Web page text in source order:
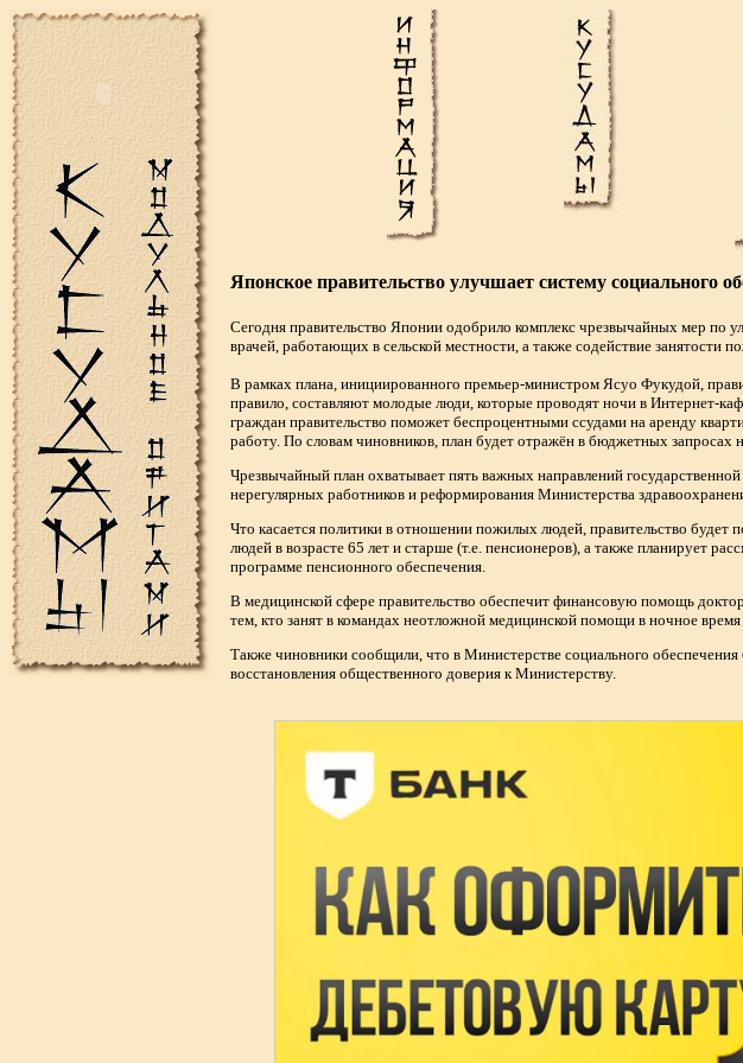
Японское правительство улучшает систему социального
Сегодня правительство Японии одобрило комплекс чрезвычайных мер
врачей, работающих в сельской местности, а также содействие занятости
В рамках плана, инициированного премьер-министром Ясуо Фукудой,
правило, составляют молодые люди, которые проводят ночи в Интернет-
граждан правительство поможет беспроцентными ссудами на аренду
работу. По словам чиновников, план будет отражён в бюджетных запросах
Чрезвычайный план охватывает пять важных направлений
нерегулярных работников и реформирования Министерства
Что касается политики в отношении пожилых людей, правительство
людей в возрасте 65 лет и старше (т.е. пенсионеров), а также планирует
программе пенсионного обеспечения.
В медицинской сфере правительство обеспечит финансовую помощь
тем, кто занят в командах неотложной медицинской помощи в ночное
Также чиновники сообщили, что в Министерстве социального
восстановления общественного доверия к Министерству.